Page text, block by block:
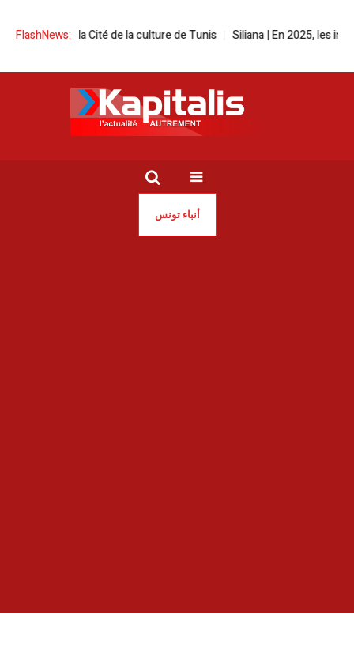
FlashNews:
à la Cité de la culture de Tunis Siliana | En 2025, les incendies
أنباء تونس